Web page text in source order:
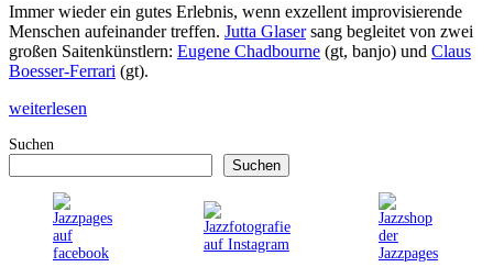
Immer wieder ein gutes Erlebnis, wenn exzellent improvisierende
Menschen aufeinander treffen. Jutta Glasersang begleitet von zwei
großen Saitenkünstlern: Eugene Chadbourne (gt, banjo) und Claus
Boesser-Ferrari (gt).
weiterlesen
Suchen
Suchen